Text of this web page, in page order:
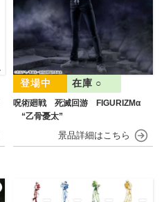
呪術廻戦 死滅回游 FIGURIZMα
“乙骨憂太”
在庫 ○